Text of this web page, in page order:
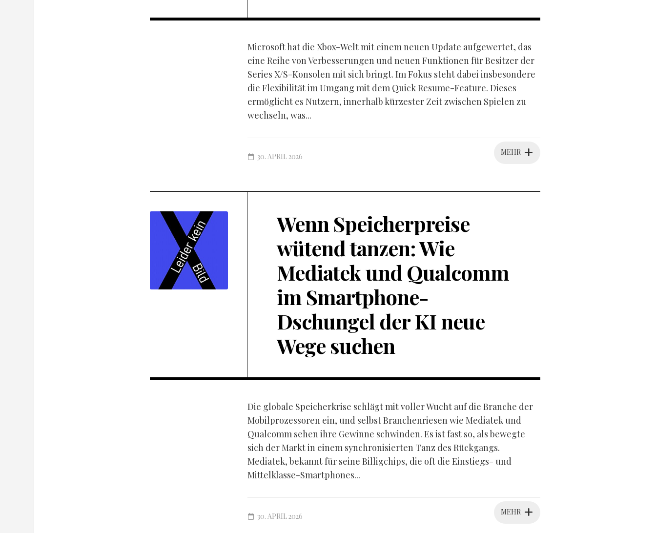
Microsoft hat die Xbox-Welt mit einem neuen Update aufgewertet, das
eine Reihe von Verbesserungen und neuen Funktionen für Besitzer der
Series X/S-Konsolen mit sich bringt. Im Fokus steht dabei insbesondere
die Flexibilität im Umgang mit dem Quick Resume-Feature. Dieses
ermöglicht es Nutzern, innerhalb kürzester Zeit zwischen Spielen zu
wechseln, was...
MEHR
30. APRIL 2026
Wenn Speicherpreise
wütend tanzen: Wie
Mediatek und Qualcomm
im Smartphone-
Dschungel der KI neue
Wege suchen
Die globale Speicherkrise schlägt mit voller Wucht auf die Branche der
Mobilprozessoren ein, und selbst Branchenriesen wie Mediatek und
Qualcomm sehen ihre Gewinne schwinden. Es ist fast so, als bewegte
sich der Markt in einem synchronisierten Tanz des Rückgangs.
Mediatek, bekannt für seine Billigchips, die oft die Einstiegs- und
Mittelklasse-Smartphones...
MEHR
30. APRIL 2026